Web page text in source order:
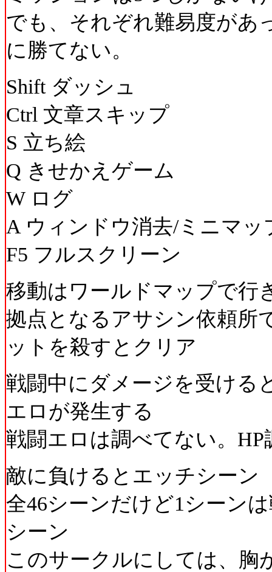
でも、それぞれ難易度があ
に勝てない。
Shift ダッシュ
Ctrl 文章スキップ
S 立ち絵
Q きせかえゲーム
W ログ
A ウィンドウ消去/ミニマッ
F5 フルスクリーン
移動はワールドマップで行
拠点となるアサシン依頼所
ットを殺すとクリア
戦闘中にダメージを受ける
エロが発生する
戦闘エロは調べてない。
敵に負けるとエッチシーン
全46シーンだけど1シーン
シーン
このサークルにしては、胸